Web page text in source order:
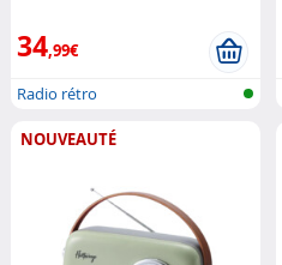
34,99€
Radio rétro
NOUVEAUTÉ